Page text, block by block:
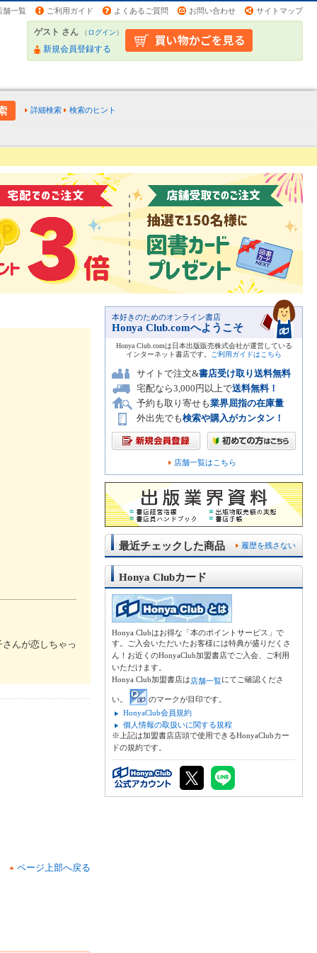
舗一覧 ご利用ガイド よくあるご質問 お問い合わせ サイトマップ
ゲスト さん （ログイン）
新規会員登録する
詳細検索 検索のヒント
んが恋しちゃっ
ページ上部へ戻る
本好きのためのオンライン書店
Honya Club.comへようこそ
Honya Club.comは日本出版販売株式会社が運営している
インターネット書店です。
ご利用ガイドはこちら
サイトで注文&書店受け取り送料無料
宅配なら3,000円以上で送料無料！
予約も取り寄せも業界屈指の在庫量
外出先でも検索や購入がカンタン！
店舗一覧はこちら
履歴を残さない
最近チェックした商品
Honya Clubカード
Honya Clubはお得な「本のポイントサービス」で
す。ご入会いただいたお客様には特典が盛りだくさ
ん！お近くのHonyaClub加盟書店でご入会、ご利用
いただけます。
Honya Club加盟書店は店舗一覧にてご確認くださ
い。
のマークが目印です。
HonyaClub会員規約
個人情報の取扱いに関する規程
※上記は加盟書店店頭で使用できるHonyaClubカー
ドの規約です。